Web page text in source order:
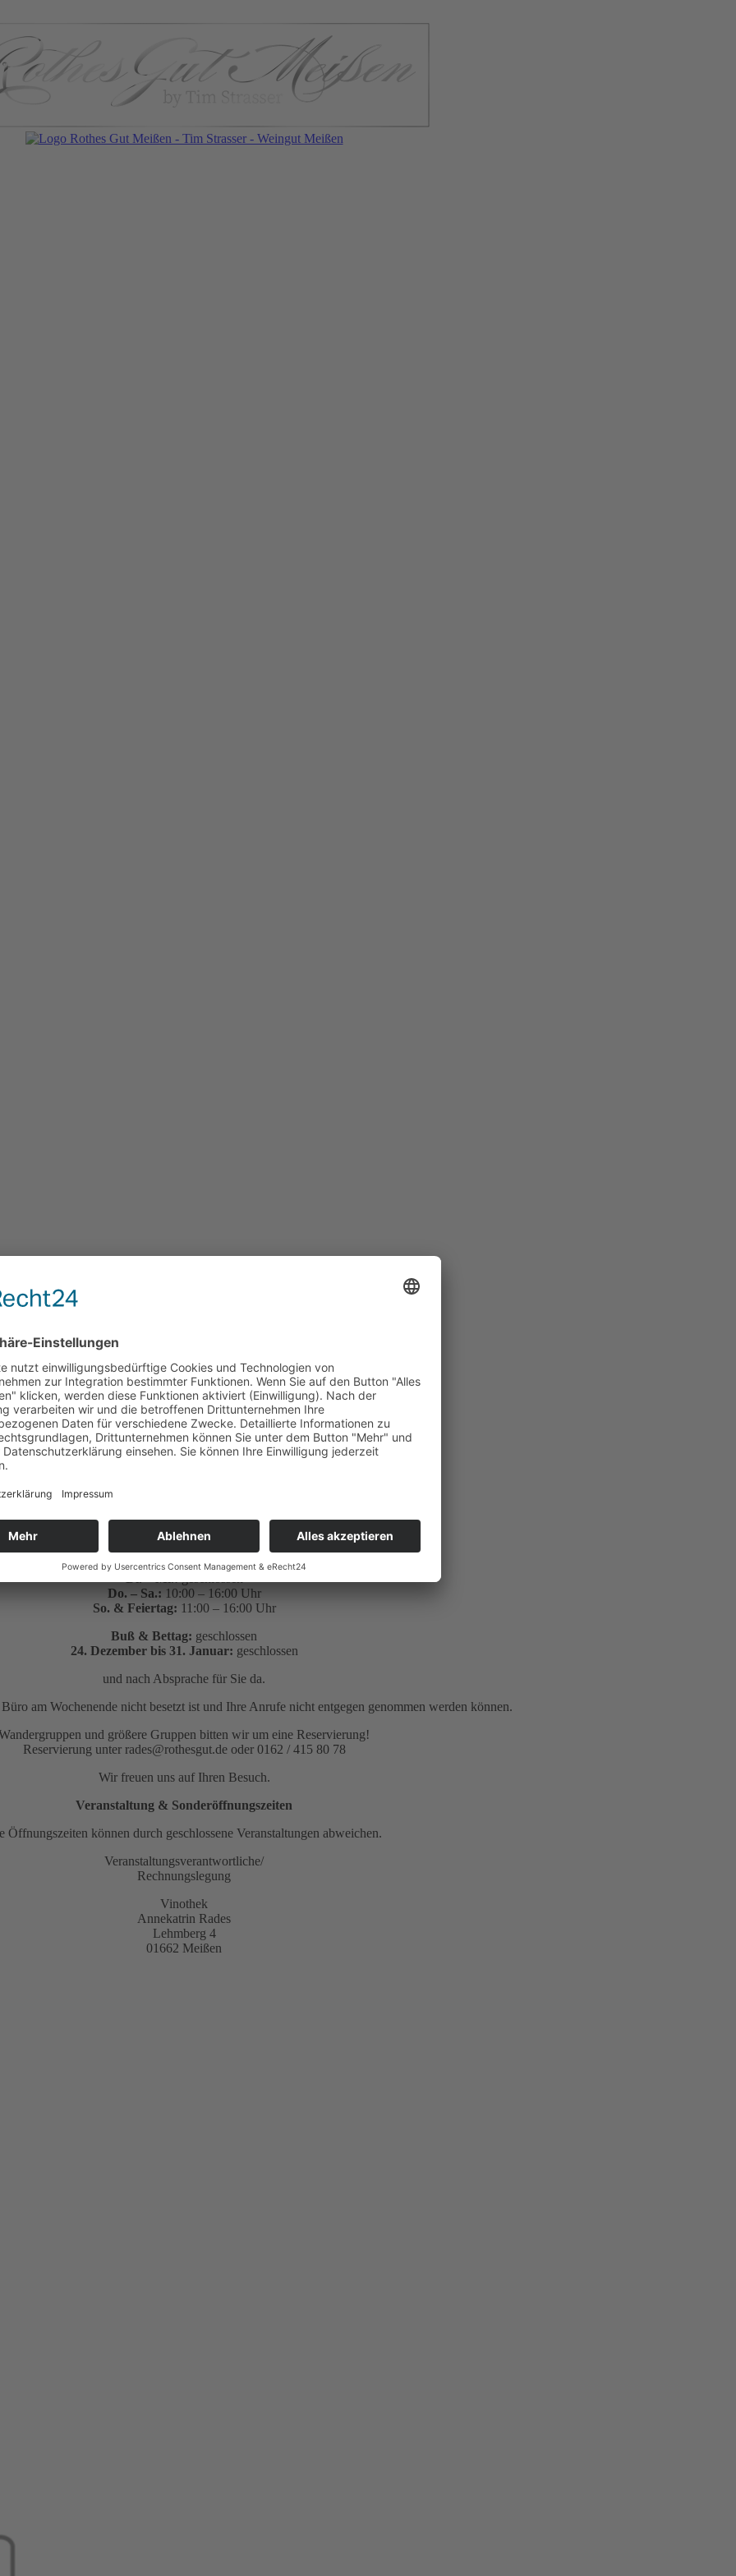
Mo.:10:00 – 16:00 Uhr
Do. – Sa.: 10:00 – 16:00 Uhr
So. & Feiertag: 11:00 – 16:00 Uhr
Buß & Bettag: geschlossen
24. Dezember bis 31. Januar: geschlossen
und nach Absprache für Sie da.
Büro am Wochenende nicht besetzt ist und Ihre Anrufe nicht entgegen genommen werden können.
und größere Gruppen bitten wir um eine Reservierung!
Reservierung unter rades@rothesgut.de oder 0162 / 415 80 78
Wir freuen uns auf Ihren Besuch.
Veranstaltung & Sonderöffnungszeiten
Öffnungszeiten können durch geschlossene Veranstaltungen abweichen.
Veranstaltungsverantwortliche/
Rechnungslegung
Vinothek
Annekatrin Rades
Lehmberg 4
01662 Meißen